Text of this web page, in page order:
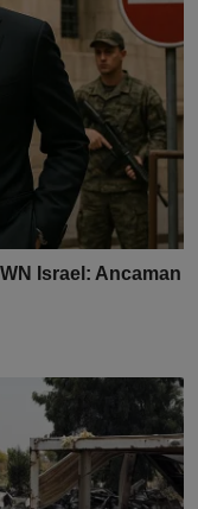
Israel: Ancaman